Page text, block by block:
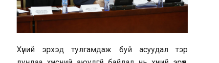
Хүний эрхэд тулгамдаж буй асуудал тэр